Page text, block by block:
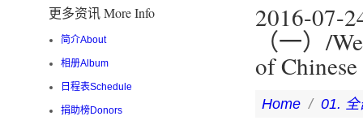
更多资讯 More Info
简介About
相册Album
日程表Schedule
捐助榜Donors
2016-07-
（一）/
of
Home / 01.